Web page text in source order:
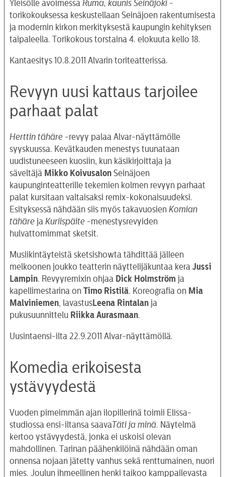
LIPUT
AIKATAULUT
RYHMILLE
PALVELUT
Yleisölle avoimessa Ruma, kaunis Seinäjoki -
torikokouksessa keskustellaan Seinäjoen rakentumisesta
ja modernin kirkon merkityksestä kaupungin kehityksen
taipaleella. Torikokous torstaina 4. elokuuta kello 18.
Kantaesitys 10.8.2011 Alvarin toriteatterissa.
Revyyn uusi kattaus tarjoilee
parhaat palat
Herttin tähäre -revyy palaa Alvar-näyttämölle
syyskuussa. Kevätkauden menestys tuunataan
uudistuneeseen kuosiin, kun käsikirjoittaja ja
säveltäjä Mikko Koivusalon Seinäjoen
kaupunginteatterille tekemien kolmen revyyn parhaat
palat kursitaan valtaisaksi remix-kokonaisuudeksi.
Esityksessä nähdään siis myös takavuosien Komian
tähäre ja Kuriispäite -menestysrevyiden
hulvattomimmat sketsit.
Musiikintäyteistä sketsishowta tähdittää jälleen
melkoonen joukko teatterin näyttelijäkuntaa kera Jussi
Lampin. Revyyremixin ohjaa Dick Holmström ja
kapellimestarina on Timo Ristilä. Koreografia on Mia
Malviniemen, lavastusLeena Rintalan ja
pukusuunnittelu Riikka Aurasmaan.
Uusintaensi-ilta 22.9.2011 Alvar-näyttämöllä.
Komedia erikoisesta
ystävyydestä
Vuoden pimeimmän ajan ilopillerinä toimii Elissa-
studiossa ensi-iltansa saavaTäti ja minä. Näytelmä
kertoo ystävyydestä, jonka ei uskoisi olevan
mahdollinen. Tarinan päähenkilöinä nähdään oman
onnensa nojaan jätetty vanhus sekä renttumainen, nuori
mies. Joulun ihmeellinen henki taikoo kamppailevasta